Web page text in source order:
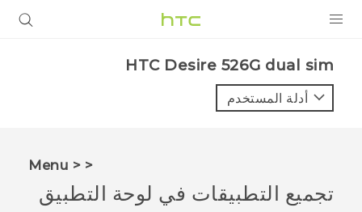
VIVE
VIVERSE
HTC Desire 526G dual sim‎
أدلة المستخدم
< < Menu
تجميع التطبيقات في لوحة التطبيق